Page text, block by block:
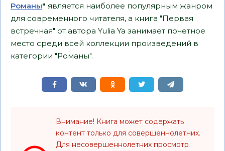
Романы" является наиболее популярным жанром
для современного читателя, а книга "Первая
встречная" от автора Yulia Ya занимает почетное
место среди всей коллекции произведений в
категории "Романы".
Внимание! Книга может содержать
контент только для совершеннолетних.
Для несовершеннолетних просмотр